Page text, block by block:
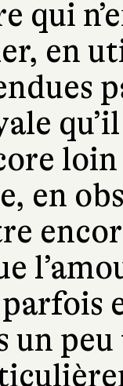
qui
en
en
un